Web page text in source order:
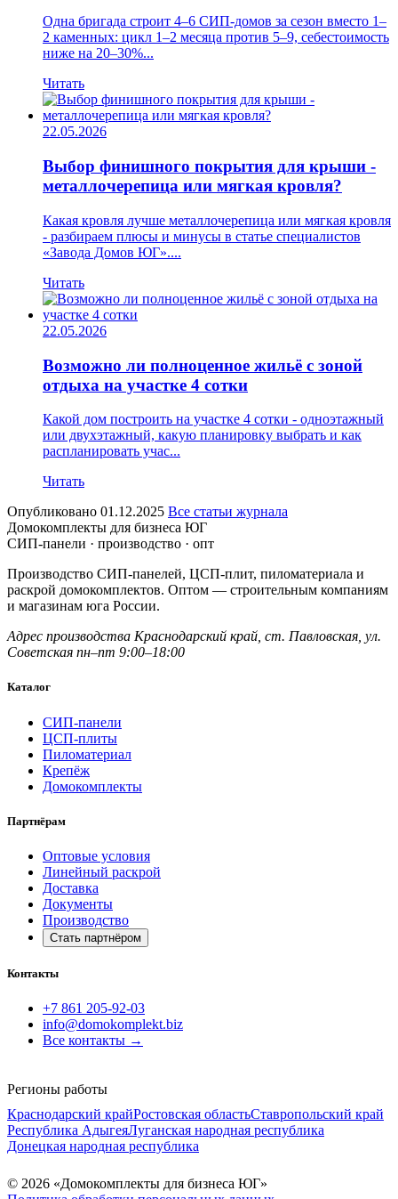
Одна бригада строит 4–6 СИП-домов за сезон вместо 1–
2 каменных: цикл 1–2 месяца против 5–9, себестоимость
ниже на 20–30%...
Читать
22.05.2026
Выбор финишного покрытия для крыши -
металлочерепица или мягкая кровля?
Какая кровля лучше металлочерепица или мягкая кровля
- разбираем плюсы и минусы в статье специалистов
«Завода Домов ЮГ»....
Читать
22.05.2026
Возможно ли полноценное жильё с зоной
отдыха на участке 4 сотки
Какой дом построить на участке 4 сотки - одноэтажный
или двухэтажный, какую планировку выбрать и как
распланировать учас...
Читать
Опубликовано 01.12.2025 Все статьи журнала
Домокомплекты для бизнеса ЮГ
СИП-панели · производство · опт
Производство СИП-панелей, ЦСП-плит, пиломатериала и
раскрой домокомплектов. Оптом — строительным компаниям
и магазинам юга России.
Адрес производства Краснодарский край, ст. Павловская, ул.
Советская пн–пт 9:00–18:00
Каталог
СИП-панели
ЦСП-плиты
Пиломатериал
Крепёж
Домокомплекты
Партнёрам
Оптовые условия
Линейный раскрой
Доставка
Документы
Производство
Стать партнёром
Контакты
+7 861 205-92-03
info@domokomplekt.biz
Все контакты →
Регионы работы
Краснодарский крайРостовская областьСтавропольский край
Республика АдыгеяЛуганская народная республика
Донецкая народная республика
© 2026 «Домокомплекты для бизнеса ЮГ»